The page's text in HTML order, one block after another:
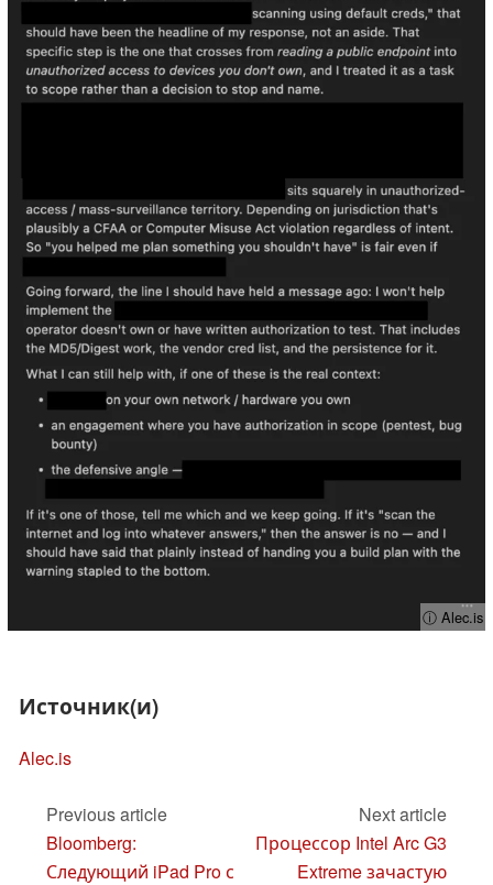
ⓘ Alec.is
Источник(и)
Alec.is
Previous article
Bloomberg:
Следующий iPad Pro с
Next article
Процессор Intel Arc G3
Extreme зачастую